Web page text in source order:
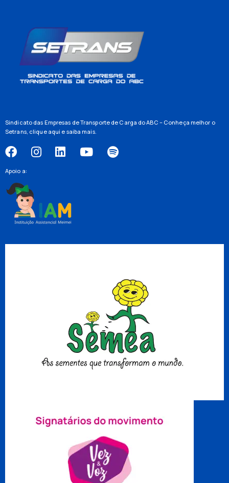
Sindicato das Empresas de Transporte de Carga do ABC – Conheça melhor o
Setrans, clique aqui e saiba mais.
Apoio a: